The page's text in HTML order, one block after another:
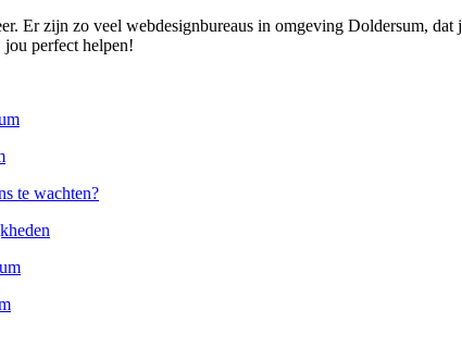
Er zijn zo veel webdesignbureaus in omgeving Doldersum,
perfect helpen!
te wachten?